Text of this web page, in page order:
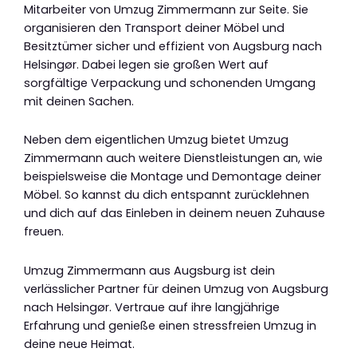
Mitarbeiter von Umzug Zimmermann zur Seite. Sie
organisieren den Transport deiner Möbel und
Besitztümer sicher und effizient von Augsburg nach
Helsingør. Dabei legen sie großen Wert auf
sorgfältige Verpackung und schonenden Umgang
mit deinen Sachen.
Neben dem eigentlichen Umzug bietet Umzug
Zimmermann auch weitere Dienstleistungen an, wie
beispielsweise die Montage und Demontage deiner
Möbel. So kannst du dich entspannt zurücklehnen
und dich auf das Einleben in deinem neuen Zuhause
freuen.
Umzug Zimmermann aus Augsburg ist dein
verlässlicher Partner für deinen Umzug von Augsburg
nach Helsingør. Vertraue auf ihre langjährige
Erfahrung und genieße einen stressfreien Umzug in
deine neue Heimat.